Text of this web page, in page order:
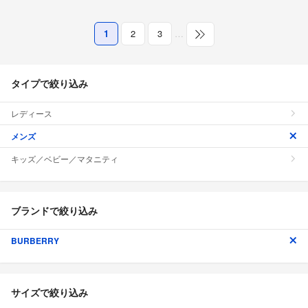
1 2 3 …
タイプで絞り込み
レディース
メンズ
キッズ／ベビー／マタニティ
ブランドで絞り込み
BURBERRY
サイズで絞り込み